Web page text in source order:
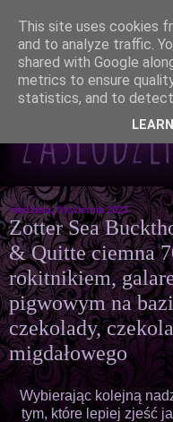
niedziela, 9 kwietnia 2023
Zotter Sea
& Quitte ciemna
rokitnikiem,
pigwowym na
czekolady,
migdałowego
Wybierając kolejną
tym, które lepiej zjeść
This site uses cookies
and to analyze traffic.
shared with Google
metrics to ensure
statistics, and to detect